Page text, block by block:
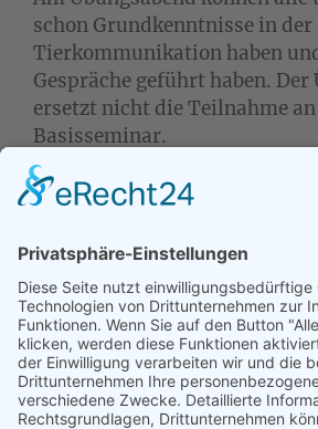
schon Grundkenntnisse in der
Tierkommunikation haben
Gespräche geführt haben. Der
ersetzt nicht die Teilnahme
Basisseminar.
Das Seminar endet gegen 20
nehmen uns genügend Zeit
Nach Zusage/Anmeldung ist
möglich. Bei einer späteren
kompletten